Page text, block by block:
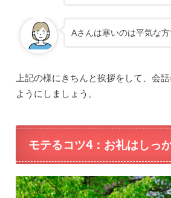
Aさんは寒いのは平気な方
上記の様にきちんと挨拶をして、会
ようにしましょう。
モテるコツ4： お礼はしっ